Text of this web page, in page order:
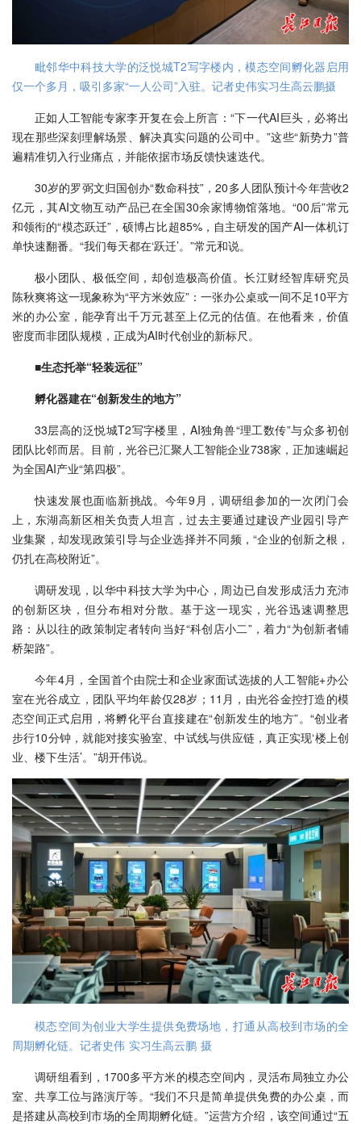
毗邻华中科技大学的泛悦城T2写字楼内，模态空间孵化器启用
仅一个多月，吸引多家“一人公司”入驻。记者史伟实习生高云鹏摄
正如人工智能专家李开复在会上所言：“下一代AI巨头，必将出
现在那些深刻理解场景、解决真实问题的公司中。”这些“新势力”普
遍精准切入行业痛点，并能依据市场反馈快速迭代。
30岁的罗弼文归国创办“数命科技”，20多人团队预计今年营收2
亿元，其AI文物互动产品已在全国30余家博物馆落地。“00后”常元
和领衔的“模态跃迁”，硕博占比超85%，自主研发的国产AI一体机订
单快速翻番。“我们每天都在‘跃迁’。”常元和说。
极小团队、极低空间，却创造极高价值。长江财经智库研究员
陈秋爽将这一现象称为“平方米效应”：一张办公桌或一间不足10平方
米的办公室，能孕育出千万元甚至上亿元的估值。在他看来，价值
密度而非团队规模，正成为AI时代创业的新标尺。
■生态托举“轻装远征”
孵化器建在“创新发生的地方”
33层高的泛悦城T2写字楼里，AI独角兽“理工数传”与众多初创
团队比邻而居。目前，光谷已汇聚人工智能企业738家，正加速崛起
为全国AI产业“第四极”。
快速发展也面临新挑战。今年9月，调研组参加的一次闭门会
上，东湖高新区相关负责人坦言，过去主要通过建设产业园引导产
业集聚，却发现政策引导与企业选择并不同频，“企业的创新之根，
仍扎在高校附近”。
调研发现，以华中科技大学为中心，周边已自发形成活力充沛
的创新区块，但分布相对分散。基于这一现实，光谷迅速调整思
路：从以往的政策制定者转向当好“科创店小二”，着力“为创新者铺
桥架路”。
今年4月，全国首个由院士和企业家面试选拔的人工智能+办公
室在光谷成立，团队平均年龄仅28岁；11月，由光谷金控打造的模
态空间正式启用，将孵化平台直接建在“创新发生的地方”。“创业者
步行10分钟，就能对接实验室、中试线与供应链，真正实现‘楼上创
业、楼下生活’。”胡开伟说。
模态空间为创业大学生提供免费场地，打通从高校到市场的全
周期孵化链。记者史伟 实习生高云鹏 摄
调研组看到，1700多平方米的模态空间内，灵活布局独立办公
室、共享工位与路演厅等。“我们不只是简单提供免费的办公桌，而
是搭建从高校到市场的全周期孵化链。”运营方介绍，该空间通过“五